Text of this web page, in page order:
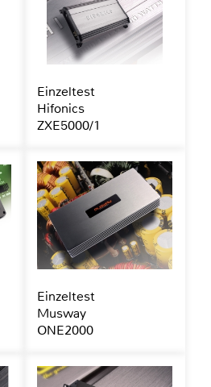
Einzeltest
Hifonics
ZXE5000/1
Einzeltest
Musway
ONE2000